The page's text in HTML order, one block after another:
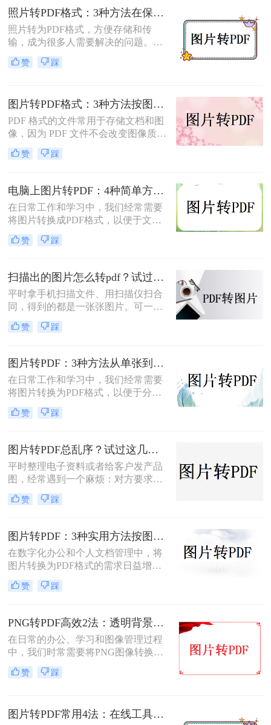
呢？本文将介绍三种将扫描件转换成
PDF格式的方法。
照片转PDF格式：3种方法在保留EXIF信息和画质上的差异！
照片转为PDF格式，方便存储和传
输，成为很多人需要解决的问题。无
论是为了整理相册、备份照片，还是
为了表格化、合并分享，PDF格式都
简单而快速的方法，帮助您轻松实现
照片转PDF的操作。
赞 踩
图片转PDF格式：3种方法按图片来源（手机/相机/截图）选！
PDF 格式的文件常用于存储文档和图
像，因为 PDF 文件不会改变图像质
量、版本或格式，而且可以在任何设
备之间轻松传输。如果你想将一些图
并成一个 PDF 文件，本文将介绍图片
如何转换为PDF格式。
赞 踩
电脑上图片转PDF：4种简单方法的操作步骤和DPI设置！
在日常工作和学习中，我们经常需要
将图片转换成PDF格式，以便于文件
的传输、存储和打印。那么电脑上怎
么图片转pdf呢？本文将介绍三种在电
您根据不同的需求选择最合适的方
法。
赞 踩
扫描出的图片怎么转pdf？试过好用的几个办法！
平时拿手机扫描文件、用扫描仪扫合
同，得到的都是一张张图片。可一旦
要发给别人、归档保存或者打印出
来，PDF格式明显更正式、也更方
行，转完PDF却模糊了；十几页的扫
描件，一页一页转太磨人；还有些涉
及隐私的文件，不敢随便往在线工具
里传。
赞 踩
图片转PDF：3种方法从单张到批量转换的操作差异！
在日常工作和学习中，我们经常需要
将图片转换为PDF格式，以便于分
享、打印和存档。那么图片怎么转pdf
呢？本文将介绍三种常用的将图片转
同的需求选择最合适的方式。
赞 踩
图片转PDF总乱序？试过这几个方法后顺手多了
平时整理电子资料或者给客户发产品
图，经常遇到一个麻烦：对方要求把
一堆零散的图片打包成一个完整的
PDF文件。如果一张张发过去，不仅
混。很多朋友一搜“图片转pdf怎么
弄”，出来一堆复杂的教程，其实只
要找对工具，这事儿非常简单。本文
就按大家最常用的场景（在线免安
装、批量处理、手机自带功能）整理
了几个亲测好用的办法，帮你轻松搞
赞 踩
图片转PDF：3种实用方法按图片格式（JPG/PNG/BMP）选！
在数字化办公和个人文档管理中，将
图片转换为PDF格式的需求日益增
长。PDF（Portable Document
Format）因其跨平台兼容性、不易变
享。那么如何把图片转换成PDF呢？
本文将介绍几种实用的方法来帮助您
完成图片到PDF的转换。
赞 踩
PNG转PDF高效2法：透明背景保留和文件压缩设置！
在日常的办公、学习和图像管理过程
中，我们时常需要将PNG图像转换为
PDF文件。PDF文件格式因其良好的
兼容性、稳定性和在不同设备上显示
片转PDF的方法。
赞 踩
图片转PDF常用4法：在线工具、桌面软件、手机APP和打印导出的适用边界！